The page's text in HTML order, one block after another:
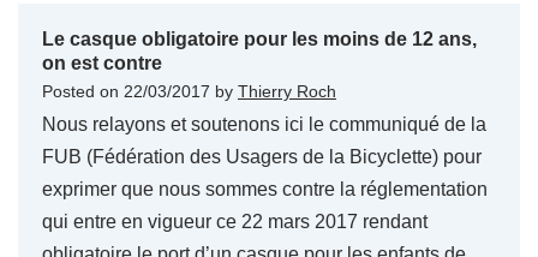
Le casque obligatoire pour les moins de 12 ans,
on est contre
Posted on 22/03/2017 by Thierry Roch
Nous relayons et soutenons ici le communiqué de la
FUB (Fédération des Usagers de la Bicyclette) pour
exprimer que nous sommes contre la réglementation
qui entre en vigueur ce 22 mars 2017 rendant